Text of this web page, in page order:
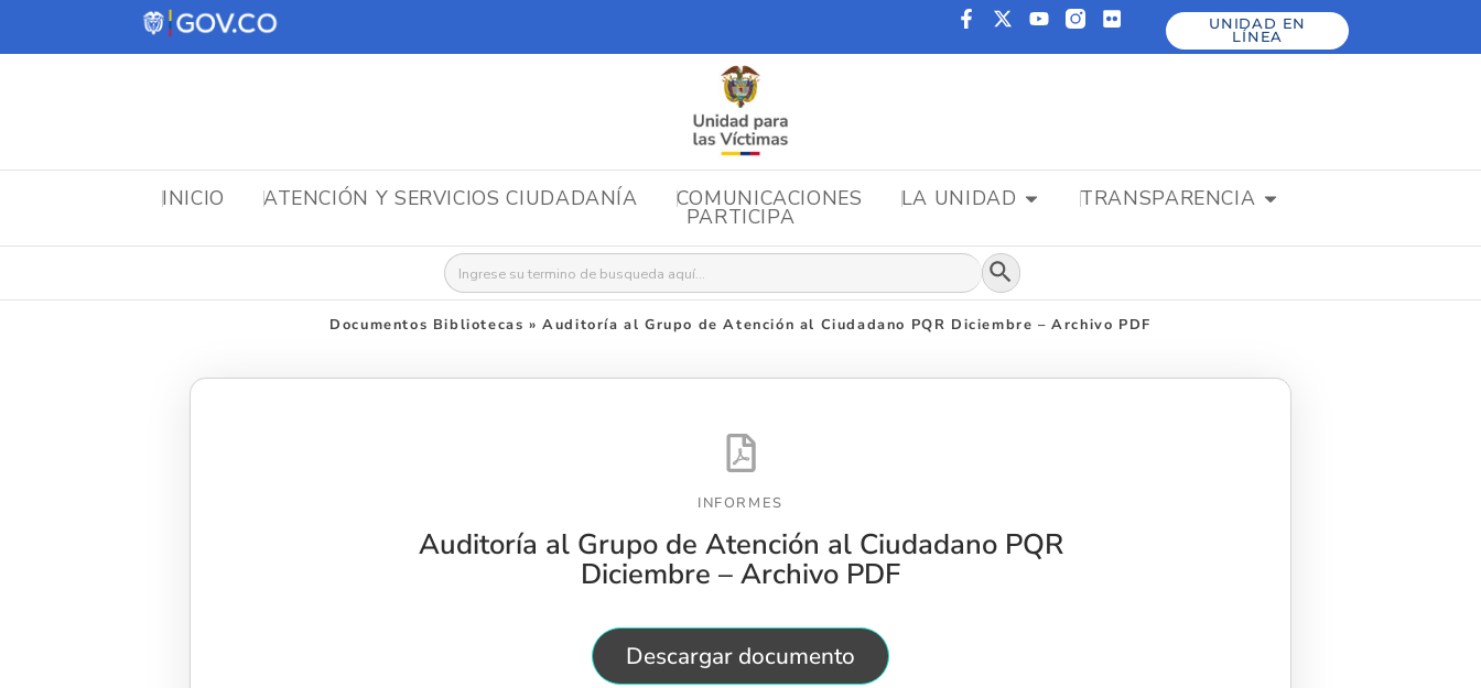
UNIDAD EN
LÍNEA
INICIO ATENCIÓN Y SERVICIOS CIUDADANÍA COMUNICACIONES LA UNIDAD TRANSPARENCIA
PARTICIPA
Buscar: Botón de búsqueda
Documentos Bibliotecas »Auditoría al Grupo de Atención al Ciudadano PQR Diciembre – Archivo PDF
INFORMES
Auditoría al Grupo de Atención al Ciudadano PQR
Diciembre – Archivo PDF
Descargar documento